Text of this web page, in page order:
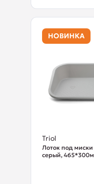
НОВИНКА
Triol
Лоток под
серый,